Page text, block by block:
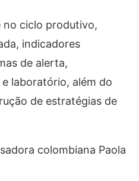
ciclo produtivo,
indicadores
de alerta,
laboratório, além do
de estratégias de
colombiana Paola